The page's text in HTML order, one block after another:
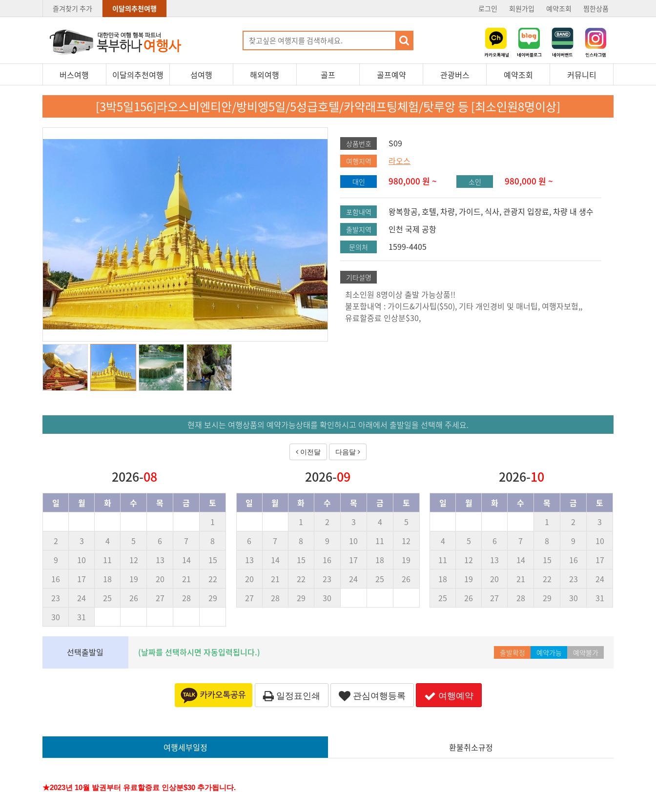
즐겨찾기 추가 이달의추천여행 로그인 회원가입 예약조회 찜한상품
버스여행 이달의추천여행 섬여행 해외여행 골프 골프예약 관광버스 예약조회 커뮤니티
[3박5일156]라오스비엔티안/방비엥5일/5성급호텔/카약래프팅체험/탓루앙 등 [최소인원8명이상]
상품번호 S09
여행지역 라오스
대인 980,000 원 ~ 소인 980,000 원 ~
포함내역 왕복항공, 호텔, 차량, 가이드, 식사, 관광지 입장료, 차량 내 생수
출발지역 인천 국제 공항
문의처 1599-4405
기타설명
최소인원 8명이상 출발 가능상품!!
불포함내역 : 가이드&기사팁($50), 기타 개인경비 및 매너팁, 여행자보험,,
유료할증료 인상분$30,
현재 보시는 여행상품의 예약가능상태를 확인하시고 아래에서 출발일을 선택해 주세요.
이전달 다음달
2026-08
일 월 화 수 목 금
토
1
2
3 4 5 6 7
8
9
10 11 12 13 14
15
16
17 18 19 20 21
22
23
24 25 26 27 28
29
30
31
2026-09
일 월 화 수 목 금
토
1
2 3 4
5
6
7 8 9 10 11
12
13
14 15 16 17 18
19
20
21 22 23 24 25
26
27
28 29 30
2026-10
일 월 화 수 목 금
토
1
2
3
4
5 6 7 8 9
10
11
12 13 14 15 16
17
18
19 20 21 22 23
24
25
26 27 28 29 30 31
선택출발일 (날짜를 선택하시면 자동입력됩니다.) 출발확정 예약가능 예약불가
일정표인쇄 관심여행등록 여행예약
여행세부일정 환불취소규정
★2023년 10월 발권부터 유료할증료 인상분$30 추가됩니다.